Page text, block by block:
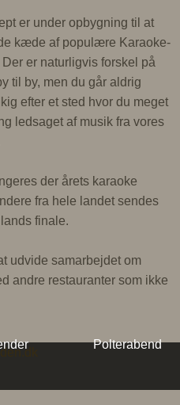
Polterabend
er under opbygning til at
kæde af populære Karaoke-
er naturligvis forskel på
til by, men du går aldrig
efter et sted hvor du meget
ledsaget af musik fra vores
der årets karaoke
fra hele landet sendes
finale.
udvide samarbejdet om
andre restauranter som ikke